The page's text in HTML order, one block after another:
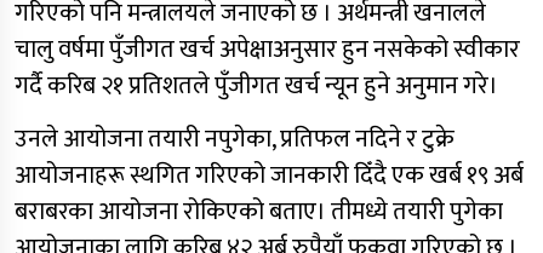
गरिएको पनि मन्त्रालयले जनाएको छ । अर्थमन्त्री खनालले
चालु वर्षमा पुँजीगत खर्च अपेक्षाअनुसार हुन नसकेको स्वीकार
गर्दै करिब २१ प्रतिशतले पुँजीगत खर्च न्यून हुने अनुमान गरे।
उनले आयोजना तयारी नपुगेका, प्रतिफल नदिने र टुक्रे
आयोजनाहरू स्थगित गरिएको जानकारी दिँदै एक खर्ब १९ अर्ब
बराबरका आयोजना रोकिएको बताए। तीमध्ये तयारी पुगेका